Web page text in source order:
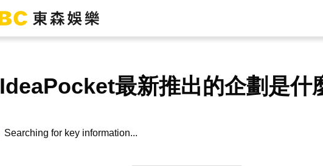
IdeaPocket最新推出的企劃是什
Searching for key information...